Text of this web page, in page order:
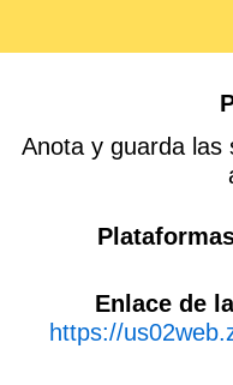
Anota y guarda las
Enlace de
https://